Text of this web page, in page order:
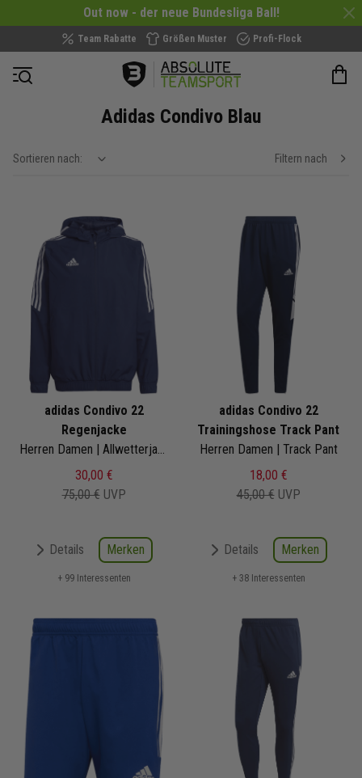
Out now - der neue Bundesliga Ball!
Team Rabatte Größen Muster Profi-Flock
Navigation öffnen
Adidas Condivo Blau
Sortieren nach: show filteroptions Filtern nach
adidas Condivo 22
Regenjacke
30,00 €
75,00 € UVP
Details Merken
+ 99 Interessenten
adidas Condivo 22
Trainingshose Track Pant
Herren Damen | Track Pant
18,00 €
45,00 € UVP
Details Merken
+ 38 Interessenten